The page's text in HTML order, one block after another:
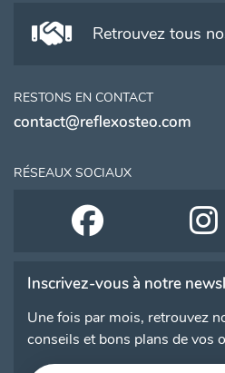
Retrouvez tous
RESTONS EN CONTACT
contact@reflexosteo.com
RÉSEAUX SOCIAUX
Inscrivez-vous à notre
Une fois par mois, retrouvez
conseils et bons plans de vos